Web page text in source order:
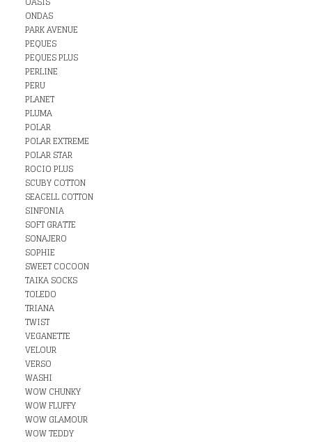
ONDAS
PARK AVENUE
PEQUES
PEQUES PLUS
PERLINE
PERU
PLANET
PLUMA
POLAR
POLAR EXTREME
POLAR STAR
ROCIO PLUS
SCUBY COTTON
SEACELL COTTON
SINFONIA
SOFT GRATTE
SONAJERO
SOPHIE
SWEET COCOON
TAIKA SOCKS
TOLEDO
TRIANA
TWIST
VEGANETTE
VELOUR
VERSO
WASHI
WOW CHUNKY
WOW FLUFFY
WOW GLAMOUR
WOW TEDDY